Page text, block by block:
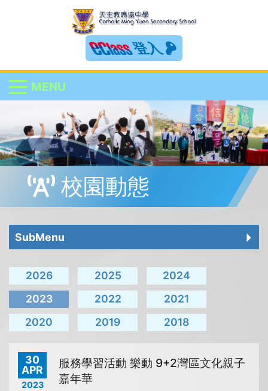
登入
MENU
校園動態
SubMenu
2026 2025
2024
2023
2022
2021
2020
2019 2018
30
APR
2023
服務學習活動 樂動 9+2灣區文化親子
嘉年華